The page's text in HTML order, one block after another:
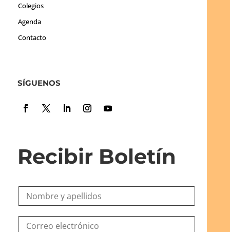
Colegios
Agenda
Contacto
SÍGUENOS
Recibir Boletín
N
N
C